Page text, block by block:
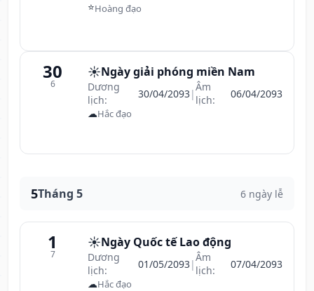
⭐Hoàng đạo
30
6
☀️Ngày giải phóng miền Nam
Dương
lịch:
30/04/2093|Âm
lịch:
06/04/2093
☁Hắc đạo
5Tháng 5 6 ngày lễ
1
7
☀️Ngày Quốc tế Lao động
Dương
lịch:
01/05/2093|Âm
lịch:
07/04/2093
☁Hắc đạo